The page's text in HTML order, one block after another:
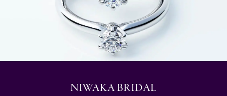
NIWAKA BRIDAL